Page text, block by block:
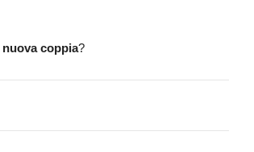
coppia?